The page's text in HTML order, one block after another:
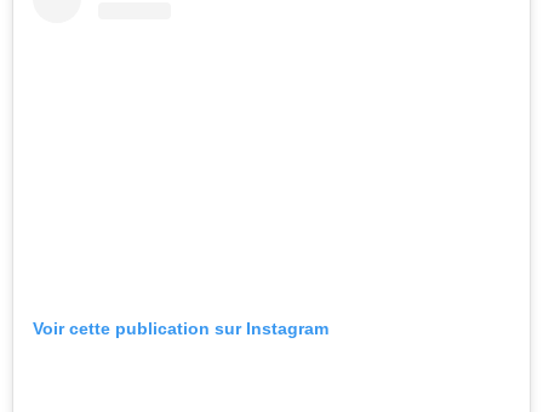
Voir cette publication sur Instagram